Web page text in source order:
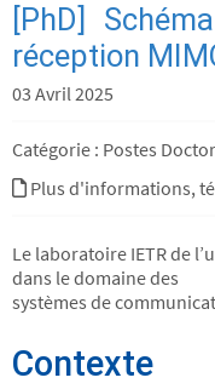
[PhD]
réception
03 Avril 2025
Catégorie : Postes
Plus d'informations,
Le laboratoire IETR de
dans le domaine des
systèmes de
Contexte